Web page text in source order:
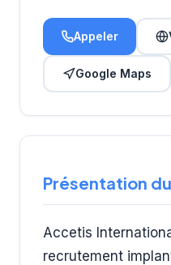
Appeler
Google Maps
Présentation
Accetis
recrutement